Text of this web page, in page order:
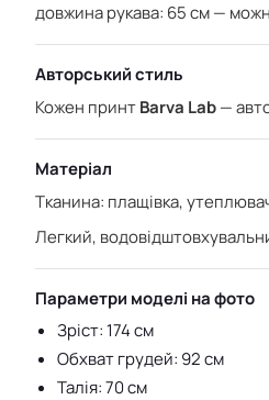
довжина рукава: 65 см —
Авторський стиль
Кожен принтBarva Lab—
Матеріал
Тканина: плащівка, у
Легкий,
Параметри моделі на фото
Зріст: 174 см
Обхват грудей: 92 см
Талія: 70 см